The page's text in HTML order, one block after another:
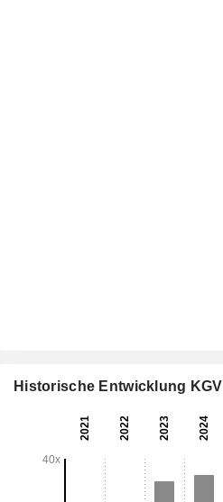
Historische Entwicklung KGV